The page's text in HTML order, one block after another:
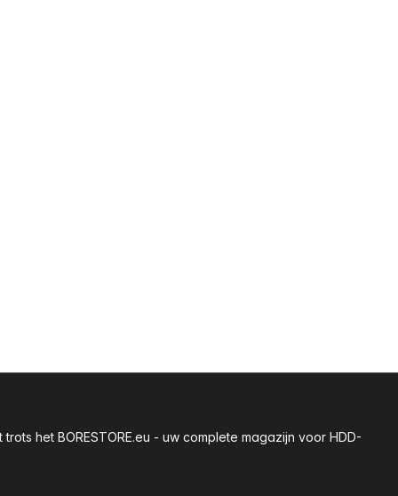
het BORESTORE.eu - uw complete magazijn voor HDD-